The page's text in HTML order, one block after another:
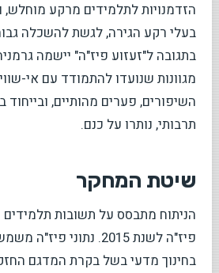
הזדמנויות לתלמידים מרקע מוחלש,
בעלי רקע הגירה, לגשת להשכלה
בתגובה ל"זעזוע פיז"ה" יישמה
מגוונות שנועדו להתמודד עם אי-
השיפורים, פערים מהותיים, ובייחוד
תרבותי, נותרו על כנם.
שיטת המחקר
הניתוח מתבסס על תשובות
פיז"ה לשנת 2015. נתוני
בחינוך מדעי בשל בקרת המדגם